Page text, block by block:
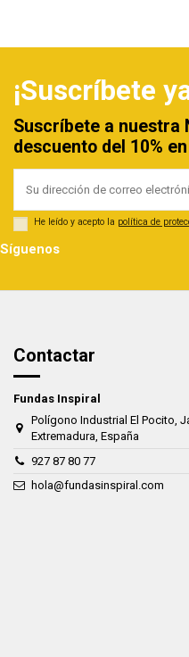
¡Suscríbete
Suscríbete a nuestra
descuento del 10%
He leído y acepto la política de
Síguenos
Contactar
Fundas Inspiral
Polígono Industrial El Pocito,
Extremadura, España
927 87 80 77
hola@fundasinspiral.com